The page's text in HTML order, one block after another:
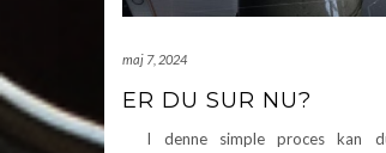
maj 7, 2024
ER DU SUR NU?
I denne simple proces kan